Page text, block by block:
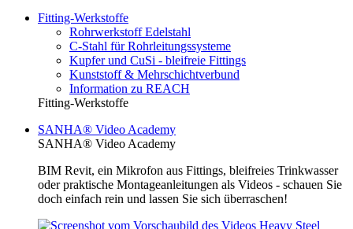
Fitting-Werkstoffe
Rohrwerkstoff Edelstahl
C-Stahl für Rohrleitungssysteme
Kupfer und CuSi - bleifreie Fittings
Kunststoff & Mehrschichtverbund
Information zu REACH
Fitting-Werkstoffe
SANHA® Video Academy
SANHA® Video Academy
BIM Revit, ein Mikrofon aus Fittings, bleifreies Trinkwasser
oder praktische Montageanleitungen als Videos - schauen Sie
doch einfach rein und lassen Sie sich überraschen!